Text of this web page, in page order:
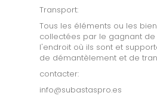
Transport:
Tous les éléments ou les
collectées par le gagnant
l'endroit où ils sont et
de démantèlement et de
contacter:
info@subastaspro.es